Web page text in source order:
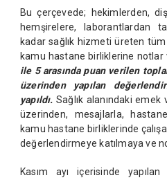
Bu çerçevede; hekimlerden,
hemşirelere, laborantlardan
kadar sağlık hizmeti üreten tüm
kamu hastane birliklerine notlar
ile 5 arasında puan verilen
üzerinden yapılan
yapıldı. Sağlık alanındaki
üzerinden, mesajlarla,
kamu hastane birliklerinde
değerlendirmeye katılmaya ve
Kasım ayı içerisinde